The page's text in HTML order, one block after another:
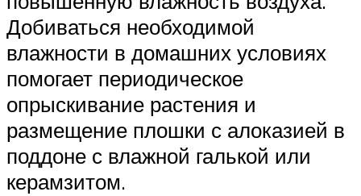
Добиваться необходимой
влажности в домашних условиях
помогает периодическое
опрыскивание растения и
размещение плошки с алоказией в
поддоне с влажной галькой или
керамзитом.